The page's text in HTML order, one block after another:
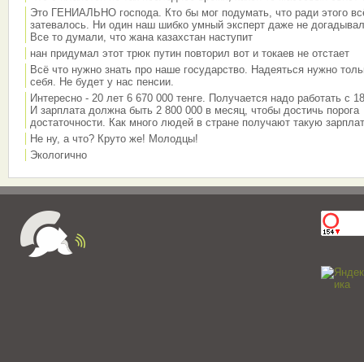
Это ГЕНИАЛЬНО господа. Кто бы мог подумать, что ради этого
затевалось. Ни один наш шибко умный эксперт даже не
Все то думали, что жана казахстан наступит
нан придумал этот трюк путин повторил вот и токаев не отстает
Всё что нужно знать про наше государство. Надеяться нужно
себя. Не будет у нас пенсии.
Интересно - 20 лет 6 670 000 тенге. Получается надо работать с
И зарплата должна быть 2 800 000 в месяц, чтобы достичь порога
достаточности. Как много людей в стране получают такую
Не ну, а что? Круто же! Молодцы!
Экологично